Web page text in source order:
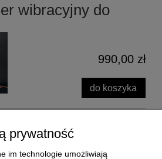
wibracyjny do
990,00 zł
do koszyka
prywatność
im technologie umożliwiają